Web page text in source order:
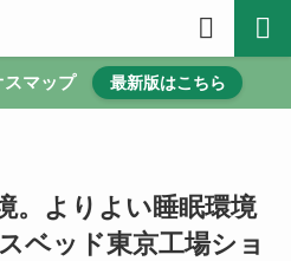
スマップ 最新版はこちら
。よりよい睡眠環境
ベッド東京工場ショ